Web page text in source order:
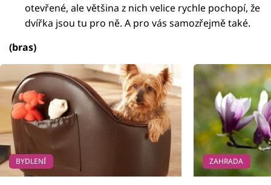
otevřené, ale většina z nich velice rychle pochopí, že
dvířka jsou tu pro ně. A pro vás samozřejmě také.
(bras)
BYDLENÍ ZAHRADA